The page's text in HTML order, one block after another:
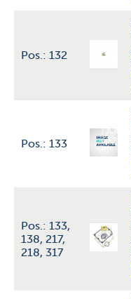
Pos.: 132
Pos.: 133
Pos.: 133,
138, 217,
218, 317